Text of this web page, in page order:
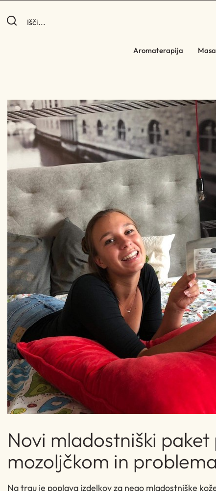
Aromaterapija
Novi mladostniški
mozoljčkom in
Na trgu je poplava izdelkov za nego mladostniške